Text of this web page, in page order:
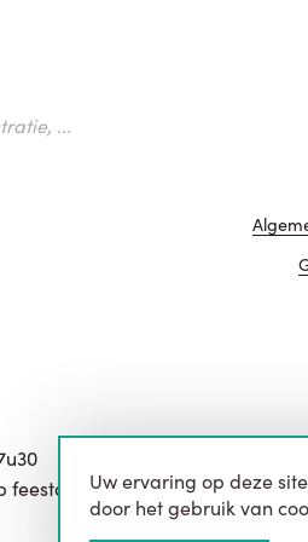
...
feestdagen.Uw ervaring op deze
door het gebruik van